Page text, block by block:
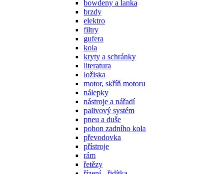
bowdeny a lanka
brzdy
elektro
filtry
gufera
kola
kryty a schránky
literatura
ložiska
motor, skříň motoru
nálepky
nástroje a nářadí
palivový systém
pneu a duše
pohon zadního kola
převodovka
přístroje
rám
řetězy